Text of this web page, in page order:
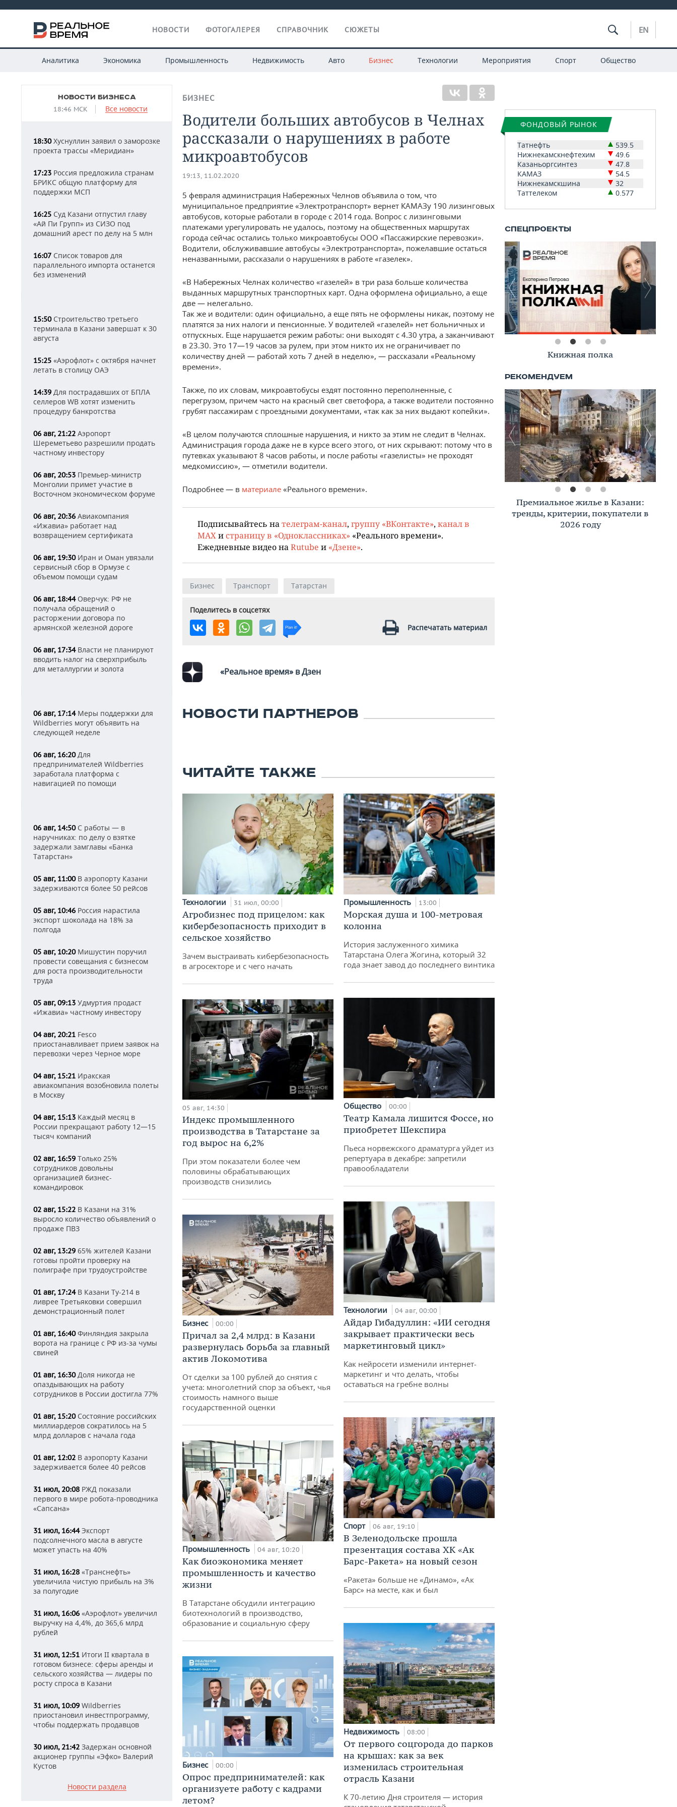
НОВОСТИ ФОТОГАЛЕРЕЯ СПРАВОЧНИК СЮЖЕТЫ EN
Аналитика Экономика Промышленность Недвижимость Авто Бизнес Технологии Мероприятия Спорт Общество
НОВОСТИ БИЗНЕСА
18:46 МСК Все новости
18:30Хуснуллин заявил о заморозке
проекта трассы «Меридиан»
17:23 Россия предложила странам
БРИКС общую платформу для
поддержки МСП
16:25 Суд Казани отпустил главу
«Ай Пи Групп» из СИЗО под
домашний арест по делу на 5 млн
16:07 Список товаров для
параллельного импорта останется
без изменений
15:50Строительство третьего
терминала в Казани завершат к 30
августа
15:25 «Аэрофлот» с октября начнет
летать в столицу ОАЭ
14:39 Для пострадавших от БПЛА
селлеров WB хотят изменить
процедуру банкротства
06 авг, 21:22 Аэропорт
Шереметьево разрешили продать
частному инвестору
06 авг, 20:53 Премьер-министр
Монголии примет участие в
Восточном экономическом форуме
06 авг, 20:36 Авиакомпания
«Ижавиа» работает над
возвращением сертификата
06 авг, 19:30Иран и Оман увязали
сервисный сбор в Ормузе с
объемом помощи судам
06 авг, 18:44Оверчук: РФ не
получала обращений о
расторжении договора по
армянской железной дороге
06 авг, 17:34Власти не планируют
вводить налог на сверхприбыль
для металлургии и золота
06 авг, 17:14Меры поддержки для
Wildberries могут объявить на
следующей неделе
06 авг, 16:20Для
предпринимателей Wildberries
заработала платформа с
навигацией по помощи
06 авг, 14:50С работы — в
наручниках: по делу о взятке
задержали замглавы «Банка
Татарстан»
05 авг, 11:00В аэропорту Казани
задерживаются более 50 рейсов
05 авг, 10:46 Россия нарастила
экспорт шоколада на 18% за
полгода
05 авг, 10:20Мишустин поручил
провести совещания с бизнесом
для роста производительности
труда
05 авг, 09:13 Удмуртия продаст
«Ижавиа» частному инвестору
04 авг, 20:21 Fesco
приостанавливает прием заявок на
перевозки через Черное море
04 авг, 15:21 Иракская
авиакомпания возобновила полеты
в Москву
04 авг, 15:13 Каждый месяц в
России прекращают работу 12—15
тысяч компаний
02 авг, 16:59 Только 25%
сотрудников довольны
организацией бизнес-
командировок
02 авг, 15:22 В Казани на 31%
выросло количество объявлений о
продаже ПВЗ
02 авг, 13:29 65% жителей Казани
готовы пройти проверку на
полиграфе при трудоустройстве
01 авг, 17:24В Казани Ту-214 в
ливрее Третьяковки совершил
демонстрационный полет
01 авг, 16:40Финляндия закрыла
ворота на границе с РФ из-за чумы
свиней
01 авг, 16:30Доля никогда не
опаздывающих на работу
сотрудников в России достигла 77%
01 авг, 15:20Состояние российских
миллиардеров сократилось на 5
млрд долларов с начала года
01 авг, 12:02 В аэропорту Казани
задерживается более 40 рейсов
31 июл, 20:08 РЖД показали
первого в мире робота-проводника
«Сапсана»
31 июл, 16:44Экспорт
подсолнечного масла в августе
может упасть на 40%
31 июл, 16:28 «Транснефть»
увеличила чистую прибыль на 3%
за полугодие
31 июл, 16:06 «Аэрофлот» увеличил
выручку на 4,4%, до 365,6 млрд
рублей
31 июл, 12:51 Итоги II квартала в
готовом бизнесе: сферы аренды и
сельского хозяйства — лидеры по
росту спроса в Казани
31 июл, 10:09 Wildberries
приостановил инвестпрограмму,
чтобы поддержать продавцов
30 июл, 21:42 Задержан основной
акционер группы «Эфко» Валерий
Кустов
Новости раздела
БИЗНЕС
Водители больших автобусов в Челнах
рассказали о нарушениях в работе
микроавтобусов
19:13, 11.02.2020
5 февраля администрация Набережных Челнов объявила о том, что
муниципальное предприятие «Электротранспорт» вернет КАМАЗу 190 лизинговых
автобусов, которые работали в городе с 2014 года. Вопрос с лизинговыми
платежами урегулировать не удалось, поэтому на общественных маршрутах
города сейчас остались только микроавтобусы ООО «Пассажирские перевозки».
Водители, обслуживавшие автобусы «Электротранспорта», пожелавшие остаться
неназванными, рассказали о нарушениях в работе «газелек».
«В Набережных Челнах количество «газелей» в три раза больше количества
выданных маршрутных транспортных карт. Одна оформлена официально, а еще
две — нелегально.
Так же и водители: один официально, а еще пять не оформлены никак, поэтому не
платятся за них налоги и пенсионные. У водителей «газелей» нет больничных и
отпускных. Еще нарушается режим работы: они выходят с 4.30 утра, а заканчивают
в 23.30. Это 17—19 часов за рулем, при этом никто их не ограничивает по
количеству дней — работай хоть 7 дней в неделю», — рассказали «Реальному
времени».
Также, по их словам, микроавтобусы ездят постоянно переполненные, с
перегрузом, причем часто на красный свет светофора, а также водители постоянно
грубят пассажирам с проездными документами, «так как за них выдают копейки».
«В целом получаются сплошные нарушения, и никто за этим не следит в Челнах.
Администрация города даже не в курсе всего этого, от них скрывают: потому что в
путевках указывают 8 часов работы, и после работы «газелисты» не проходят
медкомиссию», — отметили водители.
Подробнее — в материале «Реального времени».
Подписывайтесь на телеграм-канал, группу «ВКонтакте», канал в
MAX и страницу в «Одноклассниках» «Реального времени».
Ежедневные видео на Rutube и «Дзене».
Бизнес Транспорт Татарстан
Поделитесь в соцсетях
Распечатать материал
«Реальное время» в Дзен
НОВОСТИ ПАРТНЕРОВ
ЧИТАЙТЕ ТАКЖЕ
Технологии 31 июл, 00:00
Агробизнес под прицелом: как
кибербезопасность приходит в
сельское хозяйство
Зачем выстраивать кибербезопасность
в агросекторе и с чего начать
05 авг, 14:30
Индекс промышленного
производства в Татарстане за
год вырос на 6,2%
При этом показатели более чем
половины обрабатывающих
производств снизились
Бизнес 00:00
Причал за 2,4 млрд: в Казани
развернулась борьба за главный
актив Локомотива
От сделки за 100 рублей до снятия с
учета: многолетний спор за объект, чья
стоимость намного выше
государственной оценки
Промышленность 04 авг, 10:20
Как биоэкономика меняет
промышленность и качество
жизни
В Татарстане обсудили интеграцию
биотехнологий в производство,
образование и социальную сферу
Бизнес 00:00
Опрос предпринимателей: как
организуете работу с кадрами
летом?
Промышленность 13:00
Морская душа и 100-метровая
колонна
История заслуженного химика
Татарстана Олега Жогина, который 32
года знает завод до последнего винтика
Общество 00:00
Театр Камала лишится Фоссе, но
приобретет Шекспира
Пьеса норвежского драматурга уйдет из
репертуара в декабре: запретили
правообладатели
Технологии 04 авг, 00:00
Айдар Гибадуллин: «ИИ сегодня
закрывает практически весь
маркетинговый цикл»
Как нейросети изменили интернет-
маркетинг и что делать, чтобы
оставаться на гребне волны
Спорт 06 авг, 19:10
В Зеленодольске прошла
презентация состава ХК «Ак
Барс-Ракета» на новый сезон
«Ракета» больше не «Динамо», «Ак
Барс» на месте, как и был
Недвижимость 08:00
От первого соцгорода до парков
на крышах: как за век
изменилась строительная
отрасль Казани
К 70-летию Дня строителя — история
ФОНДОВЫЙ РЫНОК
Татнефть
539.5
Нижнекамскнефтехим
49.6
Казаньоргсинтез
47.8
КАМАЗ
54.5
Нижнекамскшина
32
Таттелеком
0.577
Книжная полка
Премиальное жилье в Казани:
тренды, критерии, покупатели в
2026 году